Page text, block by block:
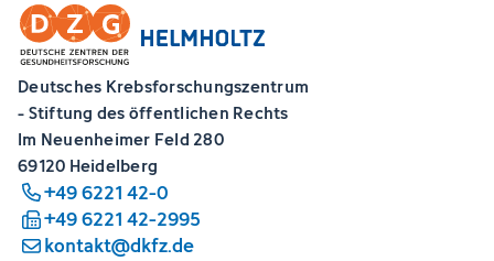
Deutsches Krebsforschungszentrum
- Stiftung des öffentlichen Rechts
Im Neuenheimer Feld 280
69120 Heidelberg
+49 6221 42-0
+49 6221 42-2995
kontakt@dkfz.de